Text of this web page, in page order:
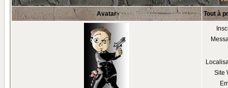
Avatar Tout à
Site